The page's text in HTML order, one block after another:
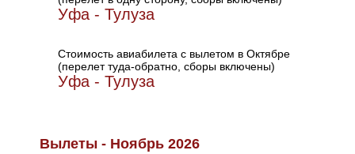
Уфа - Тулуза
Стоимость авиабилета с вылетом в Октябре
(перелет туда-обратно, сборы включены)
Уфа - Тулуза
Вылеты - Ноябрь 2026